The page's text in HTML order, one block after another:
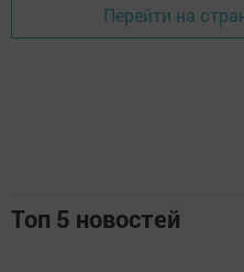
Перейти на
Топ 5 новостей